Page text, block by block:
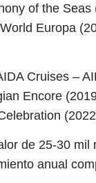
of the
Europa
Cruises –
Encore
de 25-30 mil
anual